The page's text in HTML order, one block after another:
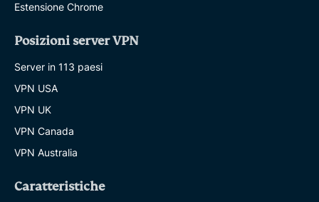
Estensione Chrome
Posizioni server VPN
Server in 113 paesi
VPN USA
VPN UK
VPN Canada
VPN Australia
Caratteristiche